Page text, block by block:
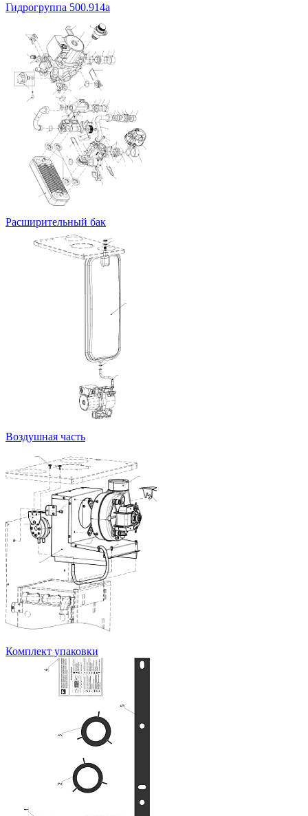
Гидрогруппа 500.914а
Расширительный бак
Воздушная часть
Комплект упаковки